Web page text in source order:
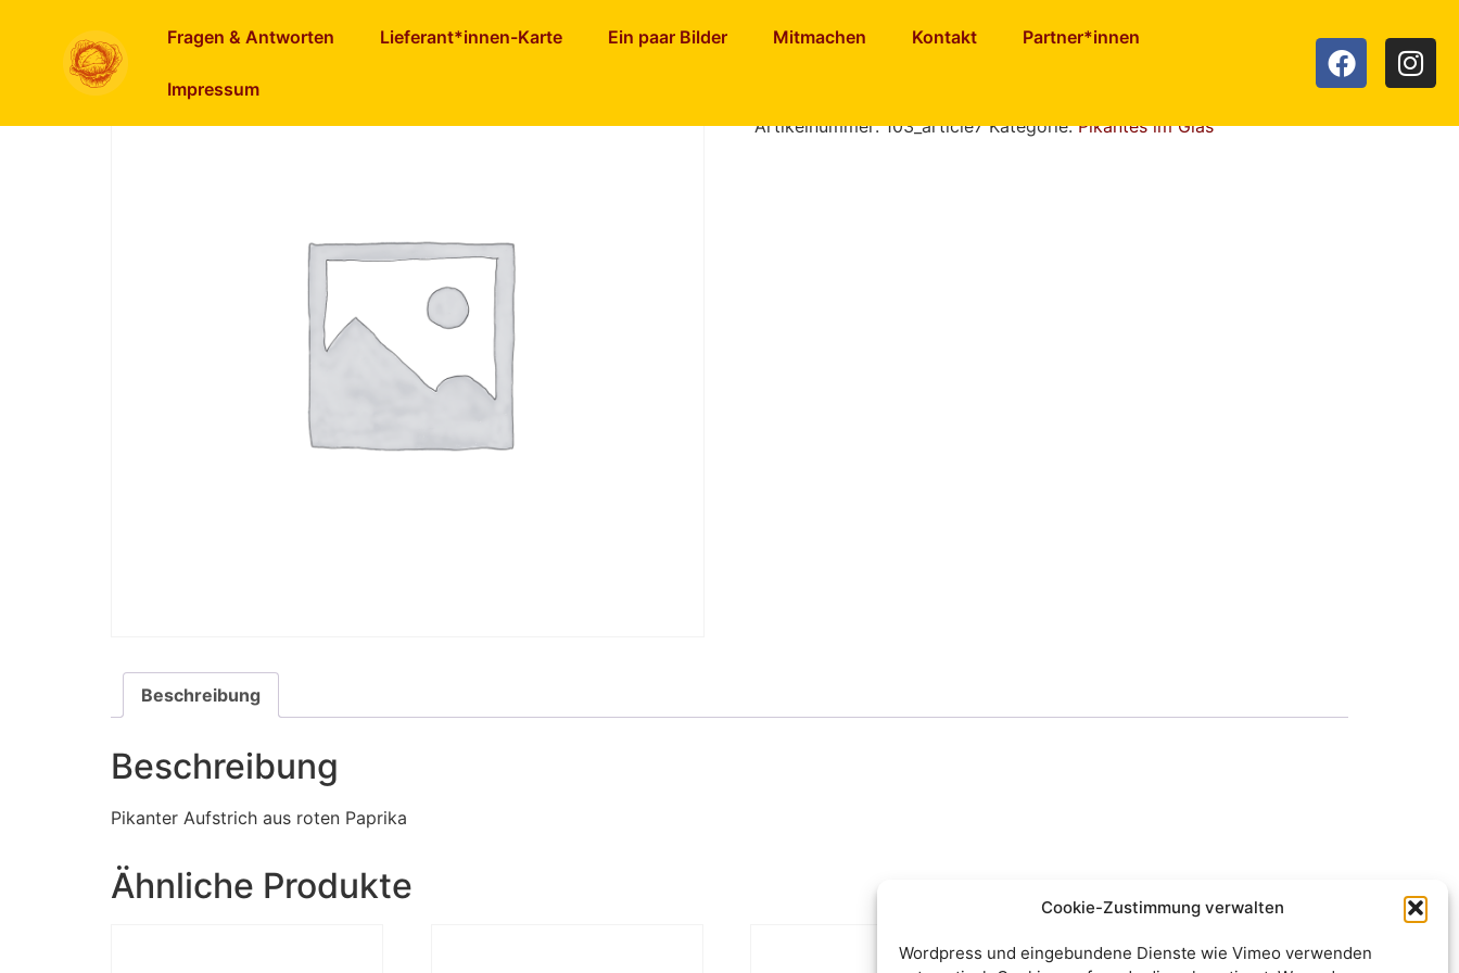
Cookie-Zustimmung verwalten
Wordpress und eingebundene Dienste wie Vimeo verwenden
Fragen & Antworten Lieferant*innen-Karte Ein paar Bilder Mitmachen Kontakt Partner*innen
Impressum
Artikelnummer:103_article7 Kategorie:Pikantes im Glas
Beschreibung
Beschreibung
Pikanter Aufstrich aus roten Paprika
Ähnliche Produkte